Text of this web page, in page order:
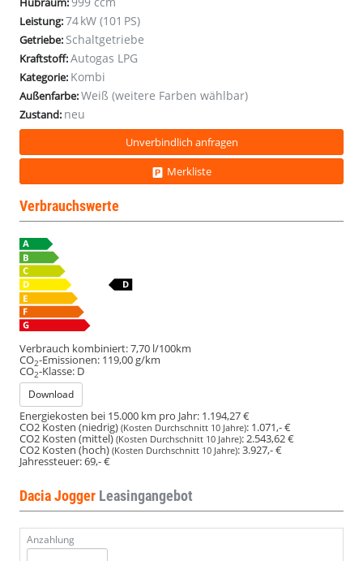
Leistung:74 kW (101 PS)
Getriebe: Schaltgetriebe
Kraftstoff:Autogas LPG
Kategorie: Kombi
Außenfarbe:Weiß (weitere Farben wählbar)
Zustand: neu
Unverbindlich anfragen
Merkliste
Verbrauchswerte
Verbrauch kombiniert:7,70 l/100km
CO2-Emissionen: 119,00 g/km
CO2-Klasse: D
Download
Energiekosten bei 15.000 km pro Jahr: 1.194,27 €
CO2 Kosten (niedrig) (Kosten Durchschnitt 10 Jahre): 1.071,- €
CO2 Kosten (mittel)(Kosten Durchschnitt 10 Jahre):2.543,62 €
CO2 Kosten (hoch) (Kosten Durchschnitt 10 Jahre):3.927,- €
Jahressteuer:69,- €
Dacia Jogger Leasingangebot
Anzahlung